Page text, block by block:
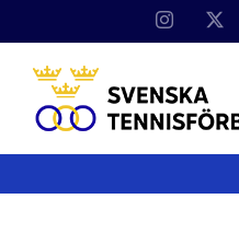
Instagram